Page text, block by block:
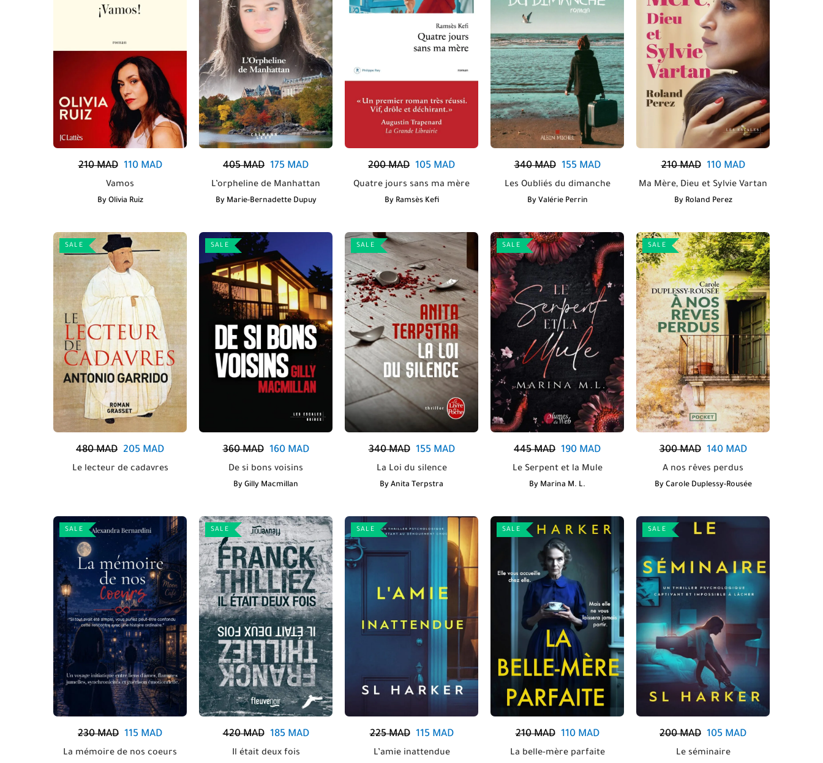
210MAD 110MAD
Vamos
By Olivia Ruiz
405MAD 175 MAD
L’orpheline de Manhattan
By Marie-Bernadette Dupuy
200MAD 105 MAD
Quatre jours sans ma mère
By Ramsès Kefi
340MAD 155MAD
Les Oubliés du dimanche
By Valérie Perrin
210MAD 110MAD
Ma Mère, Dieu et Sylvie Vartan
By Roland Perez
SALE
480MAD 205 MAD
Le lecteur de cadavres
SALE
360MAD 160MAD
De si bons voisins
By Gilly Macmillan
SALE
340MAD 155MAD
La Loi du silence
By Anita Terpstra
SALE
445MAD 190 MAD
Le Serpent et la Mule
By Marina M. L.
SALE
300MAD 140MAD
A nos rêves perdus
By Carole Duplessy-Rousée
SALE
230MAD 115 MAD
La mémoire de nos coeurs
SALE
420MAD 185MAD
Il était deux fois
SALE
225MAD 115MAD
L’amie inattendue
SALE
210MAD 110MAD
La belle-mère parfaite
SALE
200MAD 105 MAD
Le séminaire